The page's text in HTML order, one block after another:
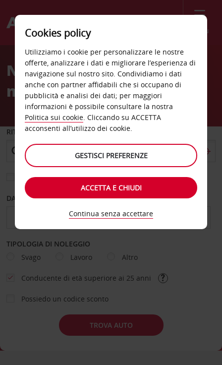
Menù
Welcome
AvisNoleggio auto aeroporto
nazionale di Bruxelles
RITIRO DA
Scegli una località di riconsegna diversa
DAL GIORNO AL GIORNO
TIPOLOGIA DI NOLEGGIO
Svago
Lavoro Altro
Conducente di età superiore ai 25 anni
Possiedo un codice sconto
TROVA AUTO
Cookies policy
Utilizziamo i cookie per personalizzare le nostre
offerte, analizzare i dati e migliorare l’esperienza di
navigazione sul nostro sito. Condividiamo i dati
anche con partner affidabili che si occupano di
pubblicità e analisi dei dati; per maggiori
informazioni è possibile consultare la nostra
Politica sui cookie. Cliccando su ACCETTA
acconsenti all’utilizzo dei cookie.
GESTISCI PREFERENZE
ACCETTA E CHIUDI
Continua senza accettare